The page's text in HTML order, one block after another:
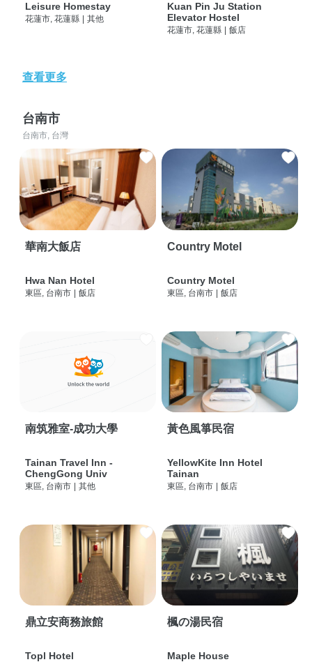
Leisure Homestay
花蓮市, 花蓮縣 其他
Kuan Pin Ju Station
Elevator Hostel
花蓮市, 花蓮縣 飯店
查看更多
台南市
台南市, 台灣
華南大飯店
Hwa Nan Hotel
東區, 台南市 | 飯店
Country Motel
Country Motel
東區, 台南市 | 飯店
南筑雅室-成功大學
Tainan Travel Inn -
ChengGong Univ
東區, 台南市 | 其他
黃色風箏民宿
YellowKite Inn Hotel
Tainan
東區, 台南市 | 飯店
鼎立安商務旅館
Topl Hotel
楓の湯民宿
Maple House